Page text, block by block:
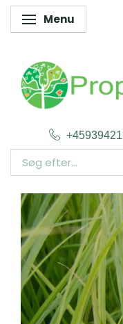
Skifte navigation
Menu